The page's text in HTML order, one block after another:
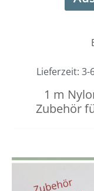
Lieferzeit: 3-
1 m
Zubehör